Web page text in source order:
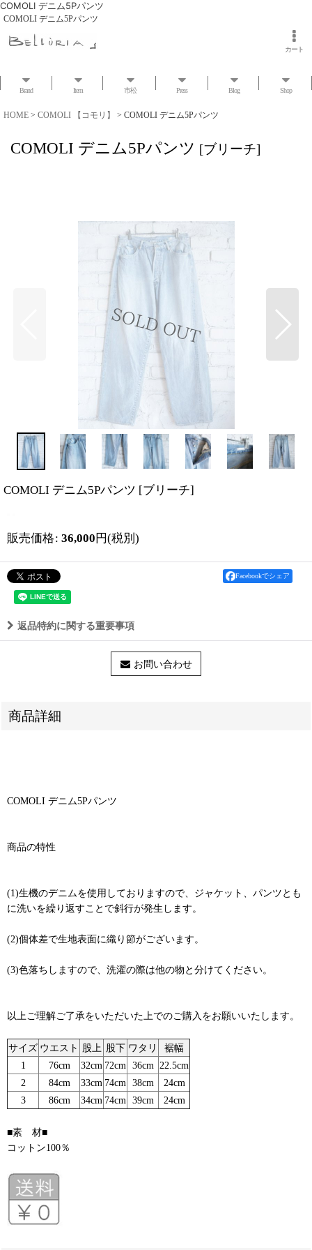
COMOLI デニム5Pパンツ
COMOLI デニム5Pパンツ
カート
Brand Item 市松 Press Blog Shop
HOME > COMOLI 【コモリ】 > COMOLI デニム5Pパンツ
COMOLI デニム5Pパンツ [ブリーチ]
COMOLI デニム5Pパンツ [ブリーチ]
販売価格: 36,000 円(税別)
Facebookでシェア
返品特約に関する重要事項
お問い合わせ
商品詳細
COMOLI デニム5Pパンツ
商品の特性
(1)生機のデニムを使用しておりますので、ジャケット、パンツとも
に洗いを繰り返すことで斜行が発生します。
(2)個体差で生地表面に織り節がございます。
(3)色落ちしますので、洗濯の際は他の物と分けてください。
以上ご理解ご了承をいただいた上でのご購入をお願いいたします。
サイズ ウエスト 股上 股下 ワタリ
裾幅
1
76cm 32cm 72cm 36cm
22.5cm
2
84cm 33cm 74cm 38cm
24cm
3
86cm 34cm 74cm 39cm 24cm
■素 材■
コットン100％